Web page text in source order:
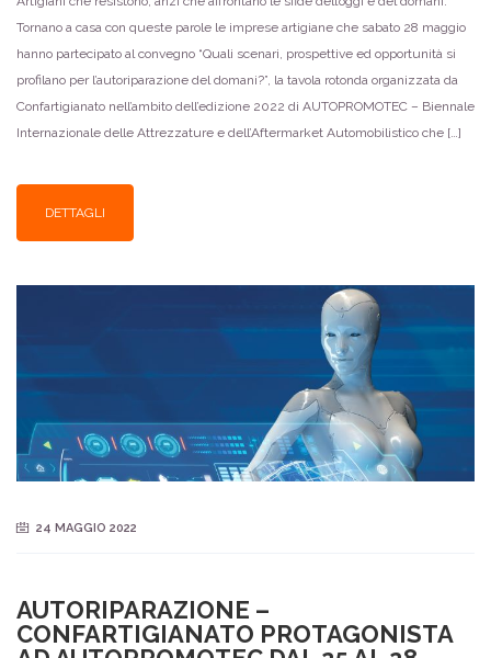
Tornano a casa con queste parole le imprese artigiane che sabato 28 maggio
hanno partecipato al convegno “Quali scenari, prospettive ed opportunità si
profilano per l’autoriparazione del domani?”, la tavola rotonda organizzata da
Confartigianato nell’ambito dell’edizione 2022 di AUTOPROMOTEC – Biennale
Internazionale delle Attrezzature e dell’Aftermarket Automobilistico che […]
DETTAGLI
24 MAGGIO 2022
AUTORIPARAZIONE –
CONFARTIGIANATO PROTAGONISTA